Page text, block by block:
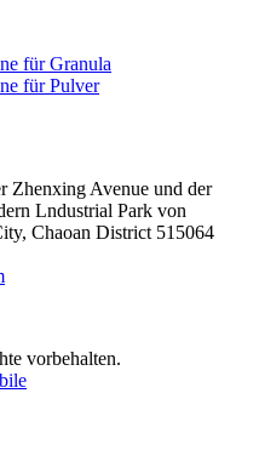
für Granula
für Pulver
Zhenxing Avenue und der
Lndustrial Park von
Chaoan District 515064
vorbehalten.